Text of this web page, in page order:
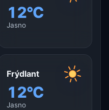
12°C
Jasno
Frýdlant
12°C
Jasno